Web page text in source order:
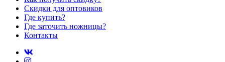
Скидки для оптовиков
Где купить?
Где заточить ножницы?
Контакты